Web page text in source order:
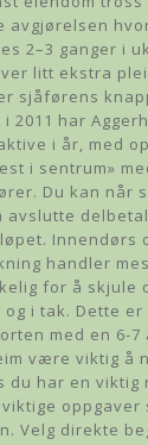
avgjørelsen
2–3 ganger i
litt ekstra
sjåførens
2011 har
i år, med
i sentrum»
Du kan når
avslutte
Innendørs
handler
for å skjule
i tak. Dette
med en 6-
være viktig å
du har en
oppgaver
Velg direkte